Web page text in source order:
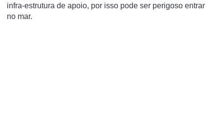
infra-estrutura de apoio, por isso pode ser perigoso entrar
no mar.